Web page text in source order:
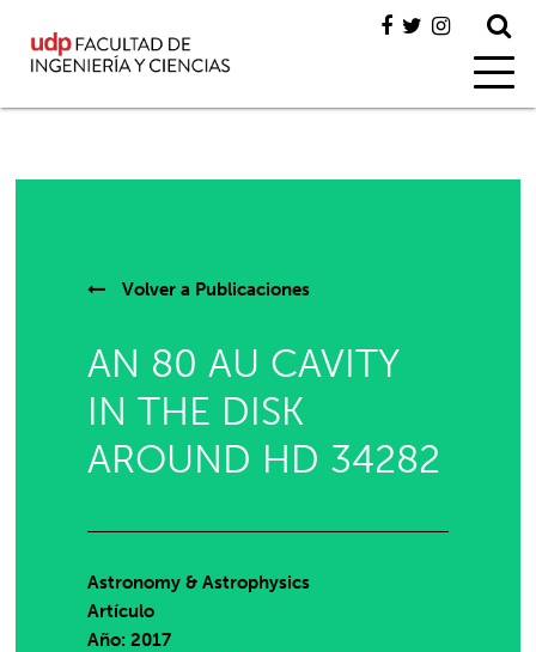
Volver a Publicaciones
AN 80 AU CAVITY
IN THE DISK
AROUND HD 34282
Astronomy & Astrophysics
Artículo
Año: 2017